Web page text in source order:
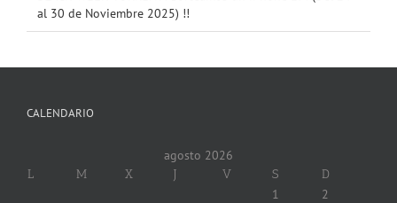
al 30 de Noviembre 2025) !!
CALENDARIO
agosto 2026
L M X J V S D
1
2